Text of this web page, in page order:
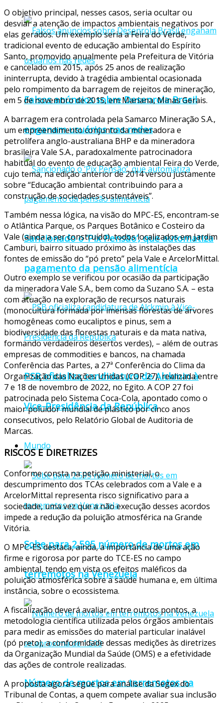
Falsos anúncios sobre Desenrola Brasil
enganam usuários nas redes
Sancionado o ‘Pix Pensão’, que automatiza
pagamento da pensão alimentícia
PSB oficializa candidatura de Alckmin à
Vice-Presidência da República
Mundo
Sobe para 2.595 número de mortos em
terremotos na Venezuela
Número de mortos em terremotos na
O objetivo principal, nesses casos, seria ocultar ou
desviar a atenção de impactos ambientais negativos por
elas gerados. Um exemplo seria a Feira do Verde,
tradicional evento de educação ambiental do Espírito
Santo, promovido anualmente pela Prefeitura de Vitória
e cancelado em 2015, após 25 anos de realização
ininterrupta, devido à tragédia ambiental ocasionada
pelo rompimento da barragem de rejeitos de mineração,
em 5 de novembro de 2015, em Mariana, Minas Gerais.
A barragem era controlada pela Samarco Mineração S.A.,
um empreendimento conjunto da mineradora e
petrolífera anglo-australiana BHP e da mineradora
brasileira Vale S.A., paradoxalmente patrocinadora
habitual do evento de educação ambiental Feira do Verde,
cujo tema, na edição anterior de 2014 versou justamente
sobre “Educação ambiental: contribuindo para a
construção de sociedades sustentáveis”.
Também nessa lógica, na visão do MPC-ES, encontram-se
o Atlântica Parque, os Parques Botânico e Costeiro da
Vale (ainda a ser construído), todos localizados em Jardim
Camburi, bairro situado próximo às instalações das
fontes de emissão do “pó preto” pela Vale e ArcelorMittal.
Outro exemplo se verificou por ocasião da participação
da mineradora Vale S.A., bem como da Suzano S.A. – esta
com atuação na exploração de recursos naturais
(monocultura formada por imensas florestas de árvores
homogêneas como eucaliptos e pinus, sem a
biodiversidade das florestas naturais e da mata nativa,
formando verdadeiros desertos verdes), – além de outras
empresas de commodities e bancos, na chamada
Conferência das Partes, a 27ª Conferência do Clima da
Organização das Nações Unidas (COP 27), realizada entre
7 e 18 de novembro de 2022, no Egito. A COP 27 foi
patrocinada pelo Sistema Coca-Cola, apontado como o
maior poluidor mundial de plástico por cinco anos
consecutivos, pelo Relatório Global de Auditoria de
Marcas.
RISCOS E DIRETRIZES
Conforme consta na petição ministerial, o
descumprimento dos TCAs celebrados com a Vale e a
ArcelorMittal representa risco significativo para a
sociedade, uma vez que a não execução desses acordos
impede a redução da poluição atmosférica na Grande
Vitória.
O MPC-ES destaca, ainda, a importância de uma ação
firme e rigorosa por parte do TCE-ES no campo
ambiental, tendo em vista os efeitos maléficos da
poluição atmosférica sobre a saúde humana e, em última
instância, sobre o ecossistema.
A fiscalização deverá avaliar, entre outros pontos, a
metodologia científica utilizada pelos órgãos ambientais
para medir as emissões do material particular inalável
(pó preto), a conformidade dessas medições às diretrizes
da Organização Mundial da Saúde (OMS) e a efetividade
das ações de controle realizadas.
A proposta agora segue para análise da Segex do
Tribunal de Contas, a quem compete avaliar sua inclusão